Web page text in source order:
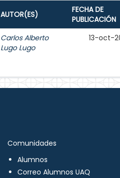
AUTOR(ES)
FECHA DE
PUBLICACIÓN
Carlos Alberto
Lugo Lugo
13-oct-
Comunidades
Alumnos
Correo Alumnos UAQ